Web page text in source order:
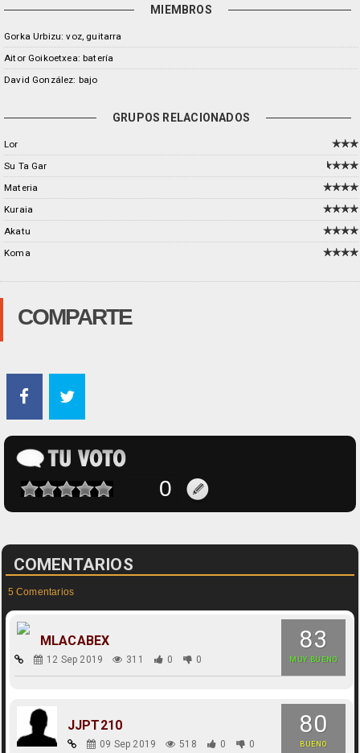
MIEMBROS
Gorka Urbizu: voz, guitarra
Aitor Goikoetxea: batería
David González: bajo
GRUPOS RELACIONADOS
Lor
Su Ta Gar
Materia
Kuraia
Akatu
Koma
COMPARTE
COMENTARIOS
5 Comentarios
83
MUY BUENO
MLACABEX
12 Sep 2019 311 0 0
80
BUENO
JJPT210
09 Sep 2019 518 0 0